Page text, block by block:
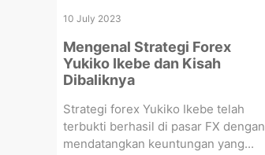
10 July 2023
Mengenal Strategi Forex
Yukiko Ikebe dan Kisah
Dibaliknya
Strategi forex Yukiko Ikebe telah
terbukti berhasil di pasar FX dengan
mendatangkan keuntungan yang...